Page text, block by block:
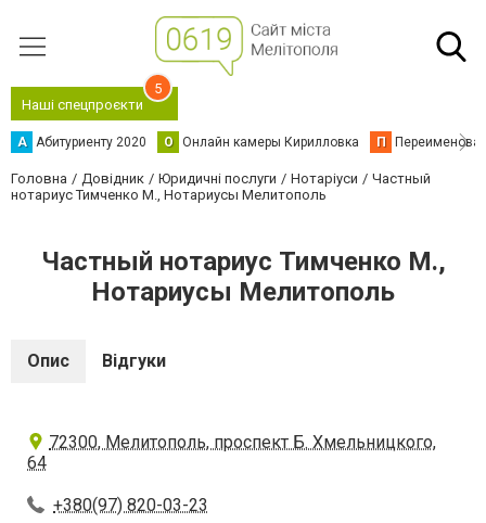
Наші спецпроєкти
5
А Абитуриенту 2020 О Онлайн камеры Кирилловка П
Головна Довідник Юридичні послуги Нотаріуси
Частный
нотариус Тимченко М., Нотариусы Мелитополь
Частный нотариус Тимченко М.,
Нотариусы Мелитополь
Опис Відгуки
72300, Мелитополь, проспект Б. Хмельницкого,
64
+380(97) 820-03-23